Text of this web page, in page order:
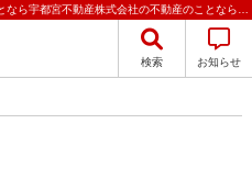
検索 お知らせ